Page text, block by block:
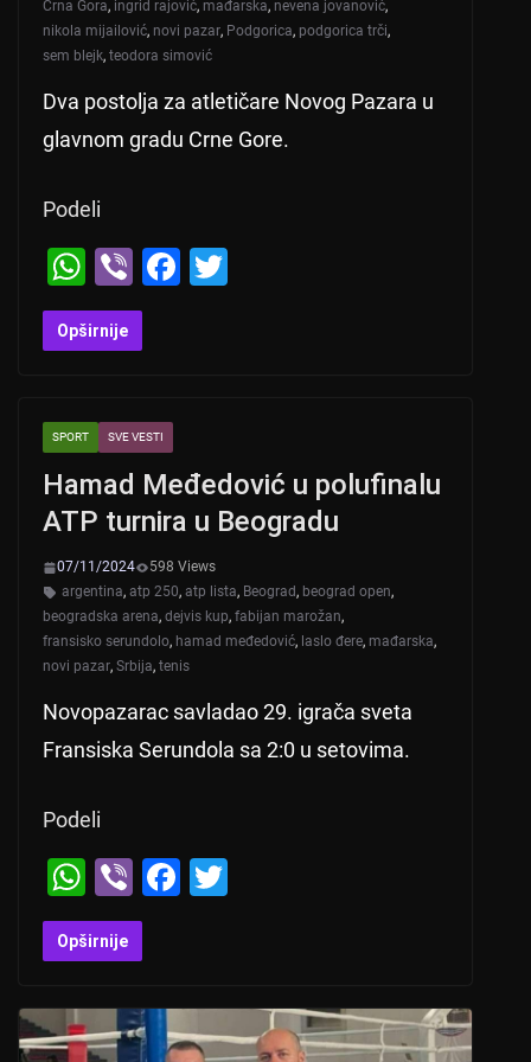
Crna Gora, ingrid rajović, mađarska, nevena jovanović,
nikola mijailović, novi pazar, Podgorica, podgorica trči,
sem blejk, teodora simović
Dva postolja za atletičare Novog Pazara u
glavnom gradu Crne Gore.
Podeli
W
h
at
A
p
p
Vi
b
er
F
o
k
Opširnije
SPORT SVE VESTI
Hamad Međedović u polufinalu
ATP turnira u Beogradu
07/11/2024
598 Views
argentina, atp 250, atp lista, Beograd, beograd open,
beogradska arena, dejvis kup, fabijan marožan,
fransisko serundolo, hamad međedović, laslo đere, mađarska,
novi pazar, Srbija, tenis
Novopazarac savladao 29. igrača sveta
Fransiska Serundola sa 2:0 u setovima.
Podeli
W
h
at
A
Vi
b
er
F
b
Opširnije